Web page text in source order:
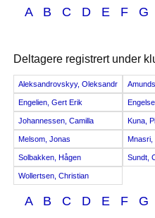
A B C D E F G
Deltagere registrert under
Aleksandrovskyy, Oleksandr
Engelien, Gert Erik
Johannessen, Camilla Kuna,
Melsom, Jonas Mnasri,
Solbakken, Hågen Sundt,
Wollertsen, Christian
A B C D E F G